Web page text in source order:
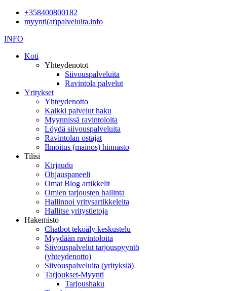
+358400800182
myynti(at)palveluita.info
INFO
Koti
Yhteydenotot
Siivouspalveluita
Ravintola palvelut
Yritykset
Yhteydenotto
Kaikki palvelut haku
Myynnissä ravintoloita
Löydä siivouspalveluita
Ravintolan ostajat
Ilmoitus (mainos) hinnasto
Tilisi
Kirjaudu
Ohjauspaneeli
Omat Blog artikkelit
Omien tarjousten hallinta
Hallinnoi yritysartikkeleita
Hallitse yritystietoja
Hakemisto
Chatbot tekoäly keskustelu
Myydään ravintoloita
Siivouspalvelut tarjouspyyntö
(yhteydenotto)
Siivouspalveluita (yrityksiä)
Tarjoukset-Myynti
Tarjoushaku